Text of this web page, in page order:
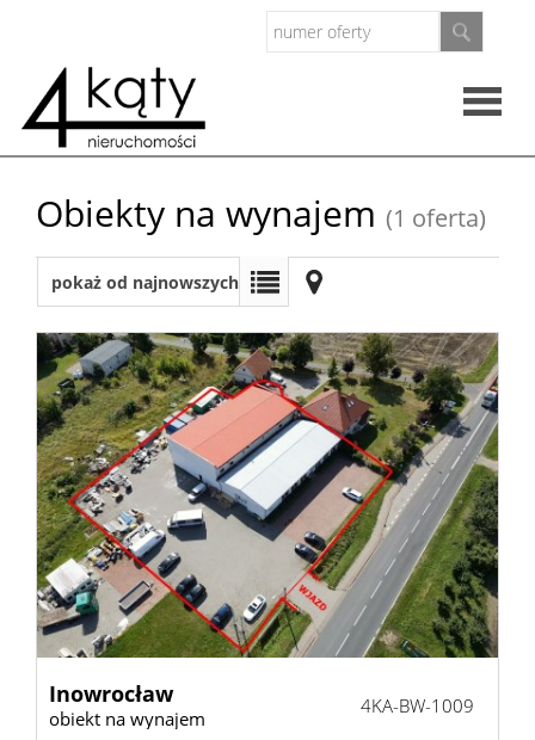
Oferty
O
firmie
Obiekty na wynajem (1 oferta)
pokaż od najnowszych
Inowrocław
obiekt na wynajem
4KA-BW-1009